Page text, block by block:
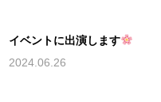
イベントに出演します
2024.06.26